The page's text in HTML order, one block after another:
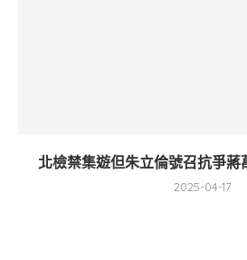
北檢禁集遊但朱立倫號召抗爭
2025-04-17